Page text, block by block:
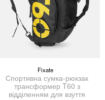
Fixate
Спортивна сумка-рюкзак
трансформер T60 з
відділенням для взуття